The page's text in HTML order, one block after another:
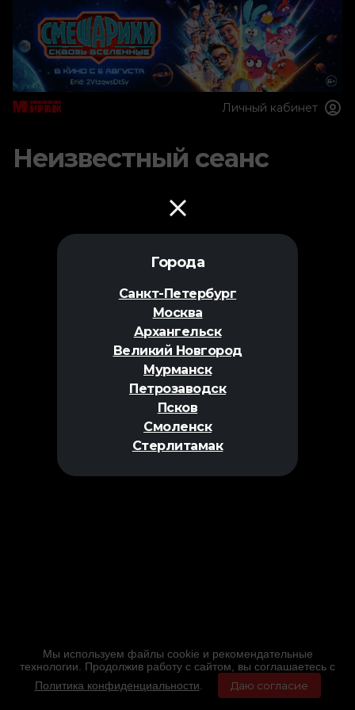
Города
Санкт-Петербург
Москва
Архангельск
Великий Новгород
Мурманск
Петрозаводск
Псков
Смоленск
Стерлитамак
Личный кабинет
Неизвестный сеанс
Мы используем файлы cookie и рекомендательные
технологии. Продолжив работу с сайтом, вы соглашаетесь с
Политика конфиденциальности
Даю согласие